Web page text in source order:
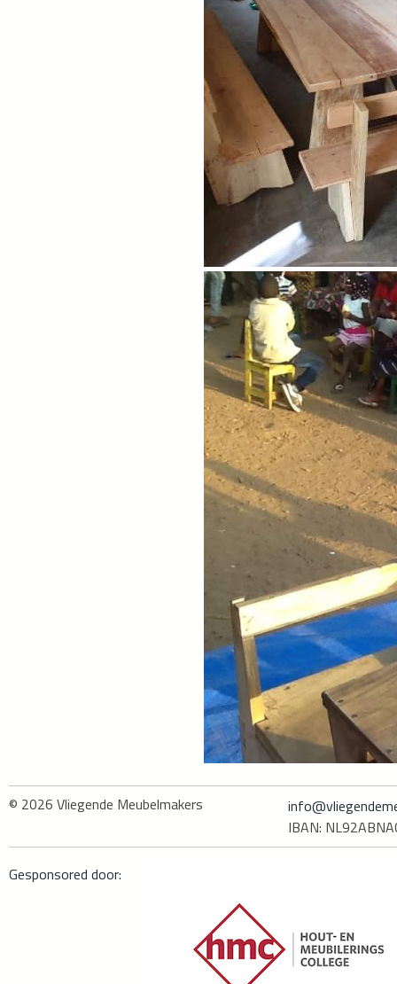
© 2026 Vliegende Meubelmakers
IBAN:
Gesponsored door: